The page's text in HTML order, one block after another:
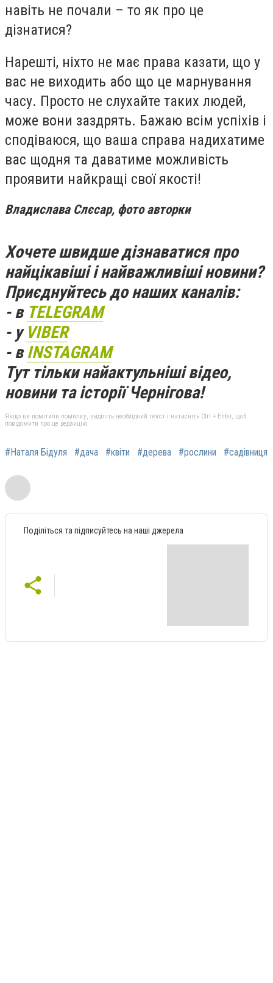
навіть не почали – то як про це
дізнатися?
Нарешті, ніхто не має права казати, що у
вас не виходить або що це марнування
часу. Просто не слухайте таких людей,
може вони заздрять. Бажаю всім успіхів і
сподіваюся, що ваша справа надихатиме
вас щодня та даватиме можливість
проявити найкращі свої якості!
Владислава Слєсар, фото авторки
Хочете швидше дізнаватися про
найцікавіші і найважливіші новини?
Приєднуйтесь до наших каналів:
- в TELEGRAM
- у VIBER
- вINSTAGRAM
Тут тільки найактульніші відео,
новини та історії Чернігова!
Якщо ви помітили помилку, виділіть необхідний текст і натисніть Ctrl + Enter, щоб
повідомити про це редакцію
#Наталя Бідуля #дача #квіти #дерева #рослини #садівниця
Поділіться та підписуйтесь на наші джерела